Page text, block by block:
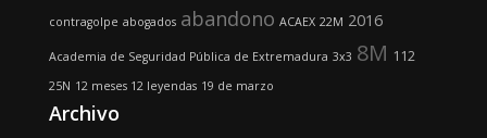
contragolpe abogados abandono ACAEX 22M 2016
Academia de Seguridad Pública de Extremadura 3x3 8M 112
25N 12 meses 12 leyendas 19 de marzo
Archivo